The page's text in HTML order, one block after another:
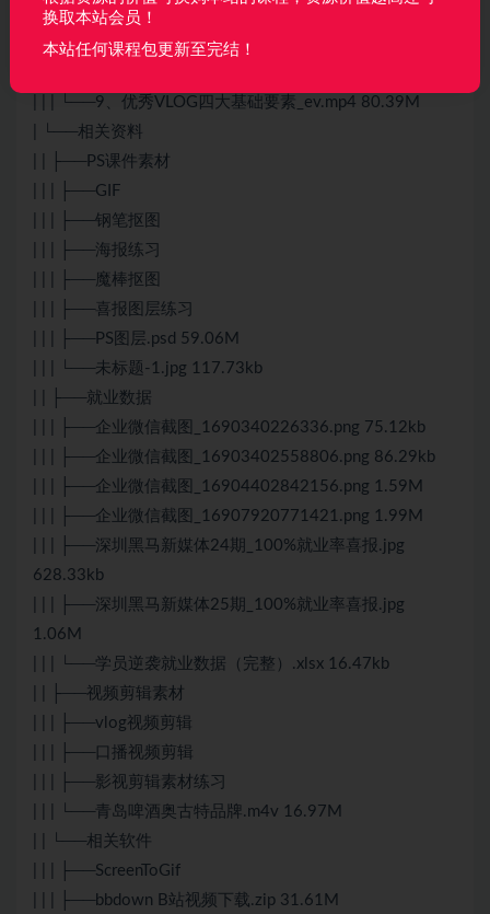
| | | ├──6、VLOG拉片分析_ev.mp4 48.43M
| | | ├──7、复习回顾_ev.mp4 27.32M
| | | └──9、优秀VLOG四大基础要素_ev.mp4 80.39M
| └──相关资料
| | ├──PS课件素材
| | | ├──GIF
| | | ├──钢笔抠图
| | | ├──海报练习
| | | ├──魔棒抠图
| | | ├──喜报图层练习
| | | ├──PS图层.psd 59.06M
| | | └──未标题-1.jpg 117.73kb
| | ├──就业数据
| | | ├──企业微信截图_1690340226336.png 75.12kb
| | | ├──企业微信截图_16903402558806.png 86.29kb
| | | ├──企业微信截图_16904402842156.png 1.59M
| | | ├──企业微信截图_16907920771421.png 1.99M
| | | ├──深圳黑马新媒体24期_100%就业率喜报.jpg
628.33kb
| | | ├──深圳黑马新媒体25期_100%就业率喜报.jpg
1.06M
| | | └──学员逆袭就业数据（完整）.xlsx 16.47kb
| | ├──视频剪辑素材
| | | ├──vlog视频剪辑
| | | ├──口播视频剪辑
| | | ├──影视剪辑素材练习
| | | └──青岛啤酒奥古特品牌.m4v 16.97M
| | └──相关软件
| | | ├──ScreenToGif
| | | ├──bbdown B站视频下载.zip 31.61M
换取本站会员！
本站任何课程包更新至完结！